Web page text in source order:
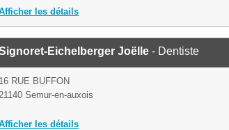
les détails
Eichelberger Joëlle - Dentiste
16 RUE BUFFON
Semur-en-auxois
les détails